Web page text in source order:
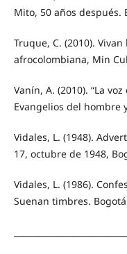
Mito, 50 años después.
Truque, C. (2010).
afrocolombiana, Min
Vanín, A. (2010). “La
Evangelios del hombre
Vidales, L. (1948).
17, octubre de 1948,
Vidales, L. (1986).
Suenan timbres.